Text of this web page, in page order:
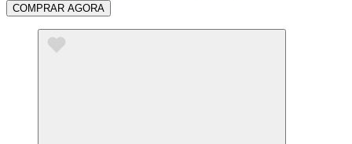
COMPRAR AGORA